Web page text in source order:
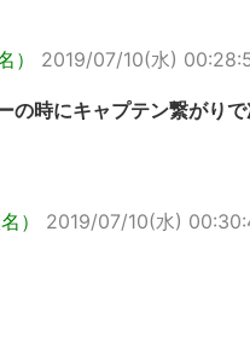
） 2019/07/10(水)
の時にキャプテン繋がり
） 2019/07/10(水)